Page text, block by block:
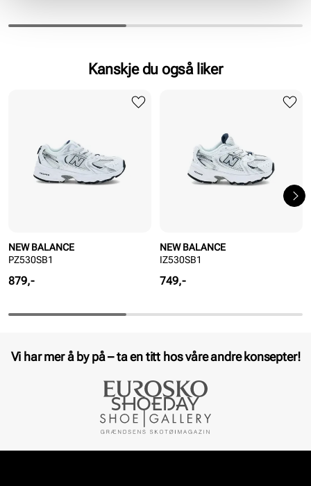
Kanskje du også liker
NEW BALANCE
PZ530SB1
Pris
879,-
NEW BALANCE
IZ530SB1
Pris
749,-
Vi har mer å by på – ta en titt hos våre andre konsepter!